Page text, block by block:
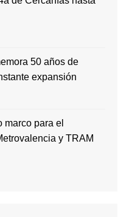
50 años de
expansión
marco para el
y TRAM